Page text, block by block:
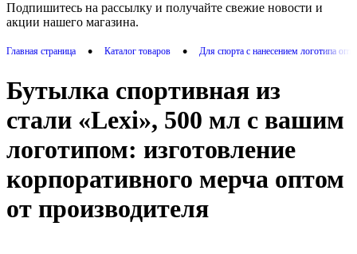
Подпишитесь на рассылку и получайте свежие новости и
акции нашего магазина.
Главная страница • Каталог товаров • Для спорта с нанесением логотипа
Бутылка спортивная из
стали «Lexi», 500 мл с вашим
логотипом: изготовление
корпоративного мерча оптом
от производителя